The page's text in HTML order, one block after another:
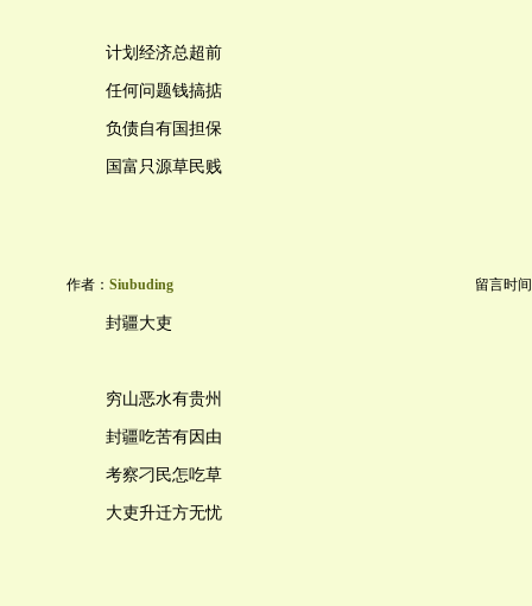
计划经济总超前
任何问题钱搞掂
负债自有国担保
国富只源草民贱
作者： Siubuding 留言时
封疆大吏
穷山恶水有贵州
封疆吃苦有因由
考察刁民怎吃草
大吏升迁方无忧